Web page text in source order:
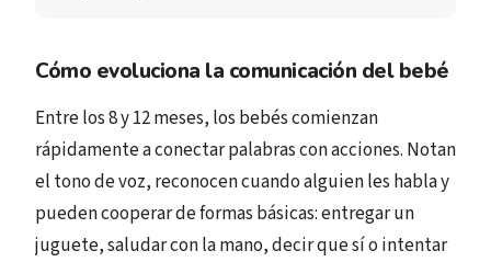
Cómo evoluciona la comunicación del bebé
Entre los 8 y 12 meses, los bebés comienzan
rápidamente a conectar palabras con acciones. Notan
el tono de voz, reconocen cuando alguien les habla y
pueden cooperar de formas básicas: entregar un
juguete, saludar con la mano, decir que sí o intentar